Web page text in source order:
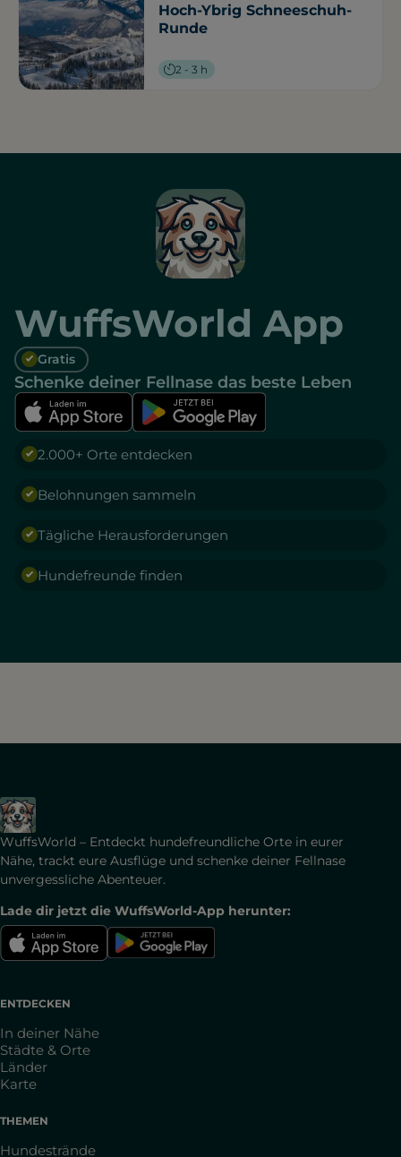
Hoch-Ybrig Schneeschuh-
Runde
2 - 3 h
WuffsWorld App
Gratis
Schenke deiner Fellnase das beste Leben
2.000+ Orte entdecken
Belohnungen sammeln
Tägliche Herausforderungen
Hundefreunde finden
WuffsWorld – Entdeckt hundefreundliche Orte in eurer
Nähe, trackt eure Ausflüge und schenke deiner Fellnase
unvergessliche Abenteuer.
Lade dir jetzt die WuffsWorld-App herunter:
ENTDECKEN
In deiner Nähe
Städte & Orte
Länder
Karte
THEMEN
Hundestrände